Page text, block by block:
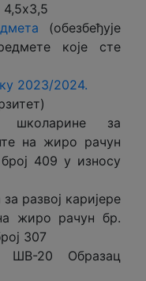
4,5x3,5
(обезбеђује
које сте
2023/2024.
за
на жиро рачун
409 у износу
развој каријере
жиро рачун бр.
307
ШВ-20 Образац